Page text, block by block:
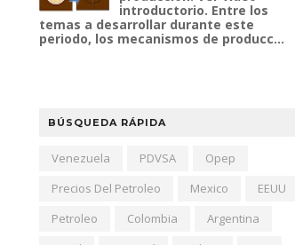
introductorio. Entre los
temas a desarrollar durante este
periodo, los mecanismos de producc...
BÚSQUEDA RÁPIDA
Venezuela PDVSA
Opep
Precios Del Petroleo
Mexico
EEUU
Petroleo
Colombia
Argentina